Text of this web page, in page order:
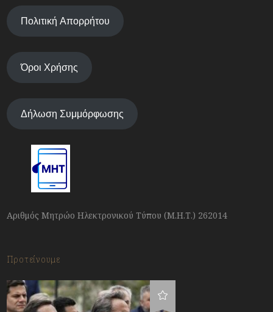
Πολιτική Απορρήτου
Όροι Χρήσης
Δήλωση Συμμόρφωσης
Αριθμός Μητρώο Ηλεκτρονικού Τύπου (Μ.Η.Τ.) 262014
Προτείνουμε